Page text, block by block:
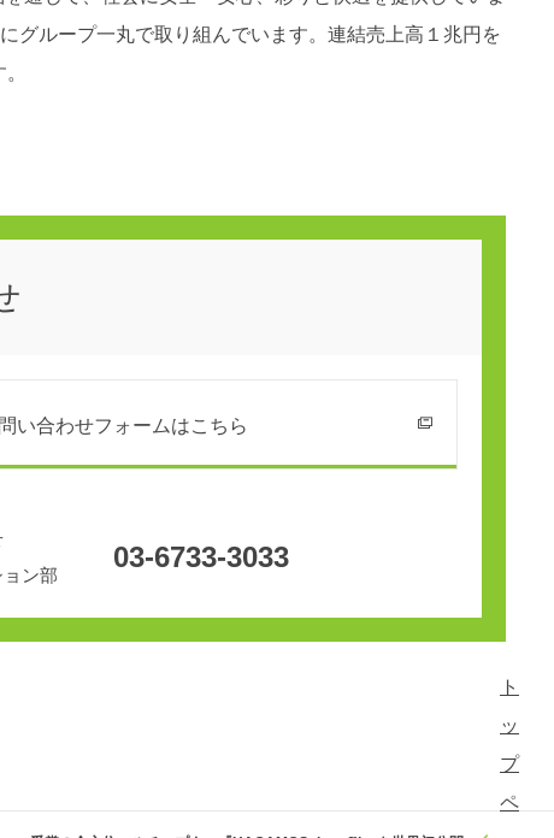
グループ一丸で取り組んでいます。連結売上高１兆円を
い合わせフォームはこちら
ン部
03-6733-3033
ト
ッ
プ
ペ